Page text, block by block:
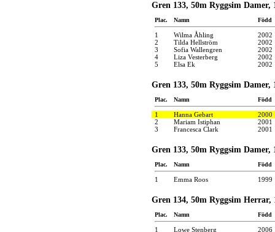
Gren 133, 50m Ryggsim Damer,
Plac. Namn Född
1 Wilma Åhling
2002
2
Tilda Hellström
2002
3
Sofia Wallengren
2002
4
Liza Vesterberg
2002
5
Elsa Ek 2002
Gren 133, 50m Ryggsim Damer,
Plac. Namn Född
1 Hanna Gebart
2000
2
Mariam Istiphan
2001
3
Francesca Clark 2001
Gren 133, 50m Ryggsim Damer,
Plac. Namn Född
1 Emma Roos 1999
Gren 134, 50m Ryggsim Herrar,
Plac. Namn Född
1 Lowe Stenberg
2006